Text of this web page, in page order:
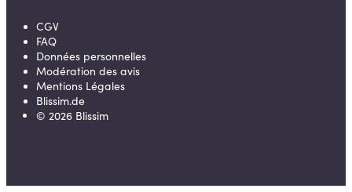
CGV
FAQ
Données personnelles
Modération des avis
Mentions Légales
Blissim.de
© 2026 Blissim